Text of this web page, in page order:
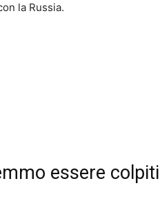
la Russia.
essere